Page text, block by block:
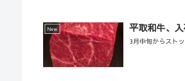
New 平取和牛、
3月中旬からスト